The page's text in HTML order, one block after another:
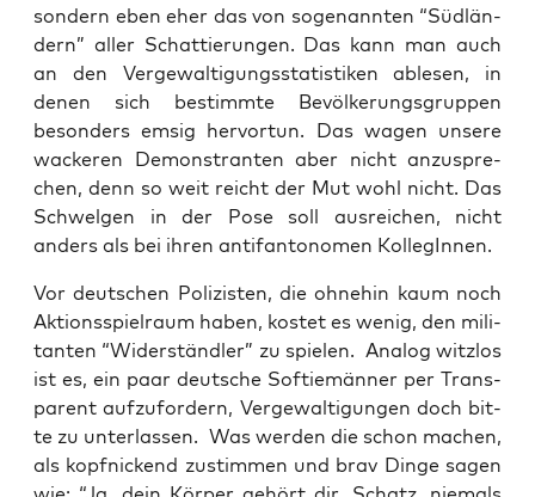
son­dern eben eher das von soge­nann­ten “Süd­län­
dern” aller Schat­tie­run­gen. Das kann man auch
an den Ver­ge­wal­ti­gungs­sta­tis­ti­ken able­sen, in
denen sich bestimm­te Bevöl­ke­rungs­grup­pen
beson­ders emsig her­vor­tun. Das wagen unse­re
wacke­ren Demons­tran­ten aber nicht anzu­spre­
chen, denn so weit reicht der Mut wohl nicht. Das
Schwel­gen in der Pose soll aus­rei­chen, nicht
anders als bei ihren anti­fan­to­no­men KollegInnen.
Vor deut­schen Poli­zis­ten, die ohne­hin kaum noch
Akti­ons­spiel­raum haben, kos­tet es wenig, den mili­
tan­ten “Wider­ständ­ler” zu spie­len. Ana­log witz­los
ist es, ein paar deut­sche Sof­tie­män­ner per Trans­
pa­rent auf­zu­for­dern, Ver­ge­wal­ti­gun­gen doch bit­
te zu unter­las­sen. Was wer­den die schon machen,
als kopf­ni­ckend zustim­men und brav Din­ge sagen